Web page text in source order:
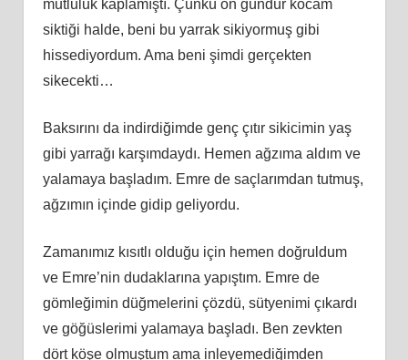
mutluluk kaplamıştı. Çünkü on gündür kocam
siktiği halde, beni bu yarrak sikiyormuş gibi
hissediyordum. Ama beni şimdi gerçekten
sikecekti…
Baksırını da indirdiğimde genç çıtır sikicimin yaş
gibi yarrağı karşımdaydı. Hemen ağzıma aldım ve
yalamaya başladım. Emre de saçlarımdan tutmuş,
ağzımın içinde gidip geliyordu.
Zamanımız kısıtlı olduğu için hemen doğruldum
ve Emre’nin dudaklarına yapıştım. Emre de
gömleğimin düğmelerini çözdü, sütyenimi çıkardı
ve göğüslerimi yalamaya başladı. Ben zevkten
dört köşe olmuştum ama inleyemediğimden